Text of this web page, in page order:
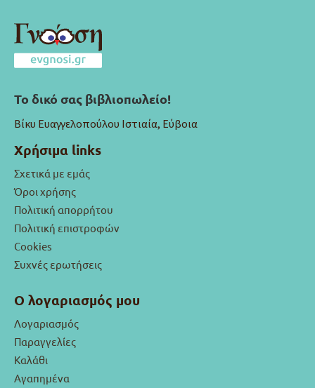
Το δικό σας βιβλιοπωλείο!
Βίκυ Ευαγγελοπούλου Ιστιαία, Εύβοια
Χρήσιμα links
Σχετικά με εμάς
Όροι χρήσης
Πολιτική απορρήτου
Πολιτική επιστροφών
Cookies
Συχνές ερωτήσεις
Ο λογαριασμός μου
Λογαριασμός
Παραγγελίες
Καλάθι
Αγαπημένα